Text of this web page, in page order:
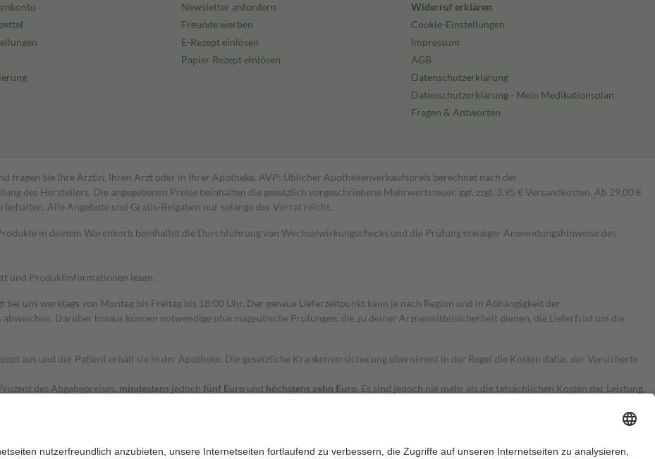
Newsletter anfordern
Freunde werben
E-Rezept einlösen
Papier Rezept einlösen
Widerruf erklären
Cookie-Einstellungen
Impressum
AGB
Datenschutzerklärung
Datenschutzerklärung - Mein Medikationsplan
Fragen & Antworten
fragen Sie Ihre Ärztin, Ihren Arzt oder in Ihrer Apotheke. AVP: Üblicher Apothekenverkaufspreis berechnet nach der
des Herstellers. Die angegebenen Preise beinhalten die gesetzlich vorgeschriebene Mehrwertsteuer, ggf. zzgl. 3,95 € Versandkosten. Ab 29,00 €
Alle Angebote und Gratis-Beigaben nur solange der Vorrat reicht.
in deinem Warenkorb beinhaltet die Durchführung von Wechselwirkungschecks und die Prüfung etwaiger Anwendungshinweise des
und Produktinformationen lesen.
uns werktags von Montag bis Freitag bis 18:00 Uhr. Der genaue Lieferzeitpunkt kann je nach Region und in Abhängigkeit der
Darüber hinaus können notwendige pharmazeutische Prüfungen, die zu deiner Arzneimittelsicherheit dienen, die Lieferfrist um die
aus und der Patient erhält sie in der Apotheke. Die gesetzliche Krankenversicherung übernimmt in der Regel die Kosten dafür, der Versicherte
des Abgabepreises, mindestens jedoch fünf Euro und höchstens zehn Euro. Es sind jedoch nie mehr als die tatsächlichen Kosten der Leistung
stärken und die besondere Stellung der Familie zu unterstützen, fallenkeine Zuzahlungen an bei: